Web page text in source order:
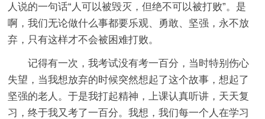
人说的一句话“人可以被毁灭，但绝不可以被打败”。是
啊，我们无论做什么事都要乐观、勇敢、坚强，永不放
弃，只有这样才不会被困难打败。
记得有一次，我考试没有考一百分，当时特别伤心
失望，当我想放弃的时候突然想起了这个故事，想起了
坚强的老人。于是我打起精神，上课认真听讲，天天复
习，终于我又考了一百分。我想，我们每一个人在学习